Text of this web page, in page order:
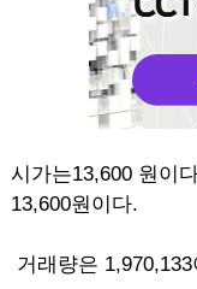
시가는13,600 원이
13,600원이다.
거래량은